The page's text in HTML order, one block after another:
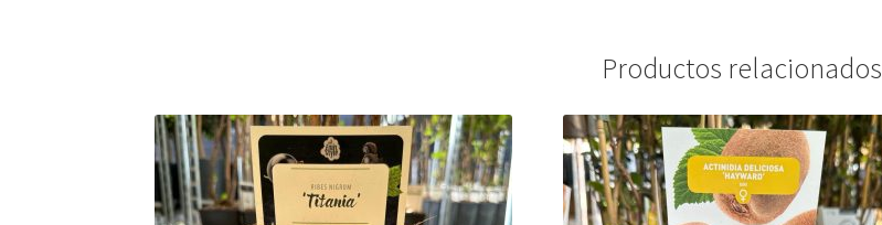
Productos relacionados